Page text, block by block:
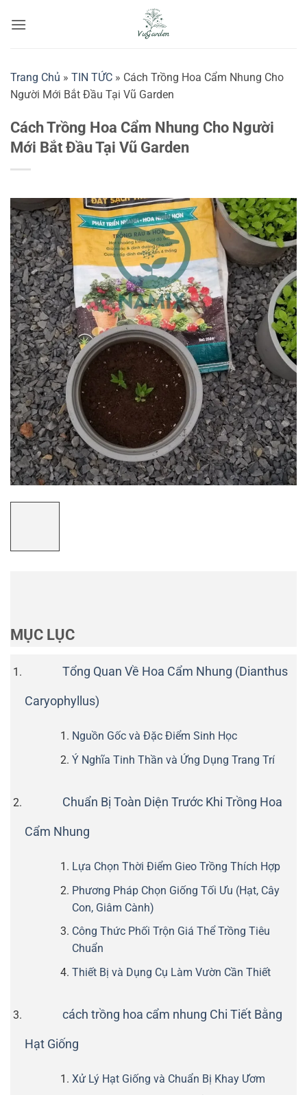
qua
Trang Chủ » TIN TỨC » Cách Trồng Hoa Cẩm Nhung Cho
Người Mới Bắt Đầu Tại Vũ Garden
Cách Trồng Hoa Cẩm Nhung Cho Người
Mới Bắt Đầu Tại Vũ Garden
MỤC LỤC
Tổng Quan Về Hoa Cẩm Nhung (Dianthus
Caryophyllus)
Nguồn Gốc và Đặc Điểm Sinh Học
Ý Nghĩa Tinh Thần và Ứng Dụng Trang Trí
Chuẩn Bị Toàn Diện Trước Khi Trồng Hoa
Cẩm Nhung
Lựa Chọn Thời Điểm Gieo Trồng Thích Hợp
Phương Pháp Chọn Giống Tối Ưu (Hạt, Cây
Con, Giâm Cành)
Công Thức Phối Trộn Giá Thể Trồng Tiêu
Chuẩn
Thiết Bị và Dụng Cụ Làm Vườn Cần Thiết
cách trồng hoa cẩm nhung Chi Tiết Bằng
Hạt Giống
Xử Lý Hạt Giống và Chuẩn Bị Khay Ươm